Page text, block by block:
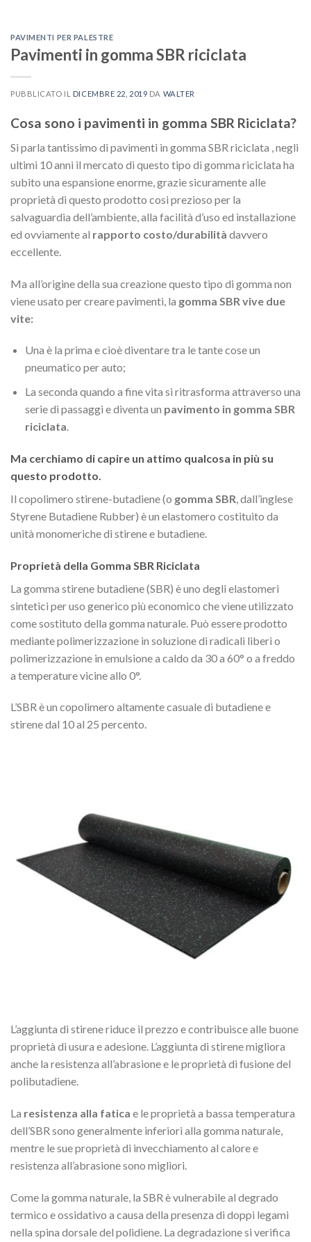
PAVIMENTI PER PALESTRE
Pavimenti in gomma SBR riciclata
PUBBLICATO IL DICEMBRE 22, 2019 DA WALTER
Cosa sono i pavimenti in gomma SBR Riciclata?
Si parla tantissimo di pavimenti in gomma SBR riciclata , negli
ultimi 10 anni il mercato di questo tipo di gomma riciclata ha
subito una espansione enorme, grazie sicuramente alle
proprietà di questo prodotto cosi prezioso per la
salvaguardia dell’ambiente, alla facilità d’uso ed installazione
ed ovviamente al rapporto costo/durabilità davvero
eccellente.
Ma all’origine della sua creazione questo tipo di gomma non
viene usato per creare pavimenti, la gomma SBR vive due
vite:
Una è la prima e cioè diventare tra le tante cose un
pneumatico per auto;
La seconda quando a fine vita si ritrasforma attraverso una
serie di passaggi e diventa un pavimento in gomma SBR
riciclata.
Ma cerchiamo di capire un attimo qualcosa in più su
questo prodotto.
Il copolimero stirene-butadiene (o gomma SBR , dall’inglese
Styrene Butadiene Rubber) è un elastomero costituito da
unità monomeriche di stirene e butadiene.
Proprietà della Gomma SBR Riciclata
La gomma stirene butadiene (SBR) è uno degli elastomeri
sintetici per uso generico più economico che viene utilizzato
come sostituto della gomma naturale. Può essere prodotto
mediante polimerizzazione in soluzione di radicali liberi o
polimerizzazione in emulsione a caldo da 30 a 60° o a freddo
a temperature vicine allo 0°.
L’SBR è un copolimero altamente casuale di butadiene e
stirene dal 10 al 25 percento.
L’aggiunta di stirene riduce il prezzo e contribuisce alle buone
proprietà di usura e adesione. L’aggiunta di stirene migliora
anche la resistenza all’abrasione e le proprietà di fusione del
polibutadiene.
La resistenza alla fatica e le proprietà a bassa temperatura
dell’SBR sono generalmente inferiori alla gomma naturale,
mentre le sue proprietà di invecchiamento al calore e
resistenza all’abrasione sono migliori.
Come la gomma naturale, la SBR è vulnerabile al degrado
termico e ossidativo a causa della presenza di doppi legami
nella spina dorsale del polidiene. La degradazione si verifica